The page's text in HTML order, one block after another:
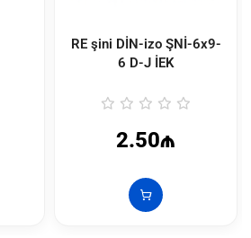
RE şini DİN-izo ŞNİ-6x9-
6 D-J İEK
2.50₼